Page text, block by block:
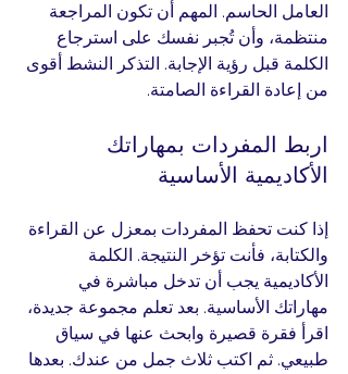
العامل الحاسم. المهم أن تكون المراجعة
منتظمة، وأن تُجبر نفسك على استرجاع
الكلمة قبل رؤية الإجابة. التذكر النشط أقوى
من إعادة القراءة الصامتة.
اربط المفردات بمهاراتك
الأكاديمية الأساسية
إذا كنت تحفظ المفردات بمعزل عن القراءة
والكتابة، فأنت تؤخر النتيجة. الكلمة
الأكاديمية يجب أن تدخل مباشرة في
مهاراتك الأساسية. بعد تعلم مجموعة جديدة،
اقرأ فقرة قصيرة وابحث عنها في سياق
طبيعي. ثم اكتب ثلاث جمل من عندك. بعدها